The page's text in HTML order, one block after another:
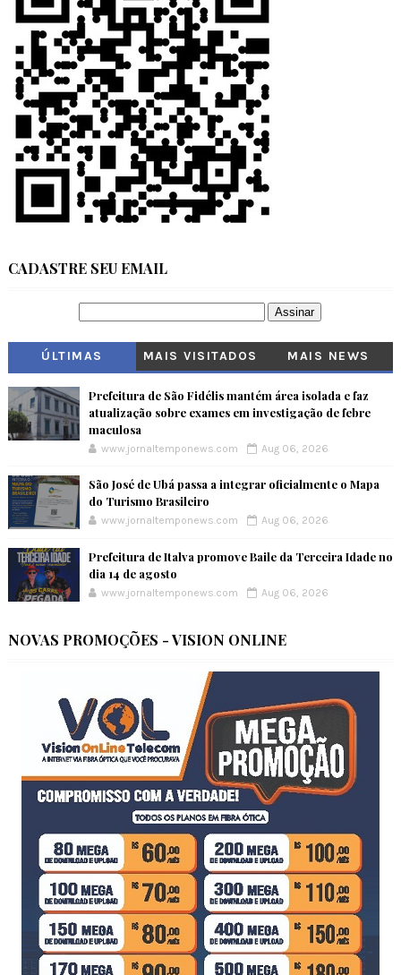
CADASTRE SEU EMAIL
ÚLTIMAS MAIS VISITADOS MAIS NEWS
Prefeitura de São Fidélis mantém área isolada e faz
atualização sobre exames em investigação de febre
maculosa
www.jornaltemponews.com Aug 06, 2026
São José de Ubá passa a integrar oficialmente o Mapa
do Turismo Brasileiro
www.jornaltemponews.com Aug 06, 2026
Prefeitura de Italva promove Baile da Terceira Idade no
dia 14 de agosto
www.jornaltemponews.com Aug 06, 2026
NOVAS PROMOÇÕES - VISION ONLINE